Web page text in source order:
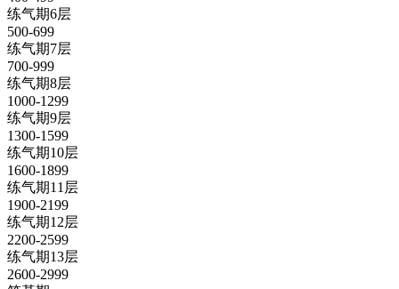
练气期6层
500-699
练气期7层
700-999
练气期8层
1000-1299
练气期9层
1300-1599
练气期10层
1600-1899
练气期11层
1900-2199
练气期12层
2200-2599
练气期13层
2600-2999